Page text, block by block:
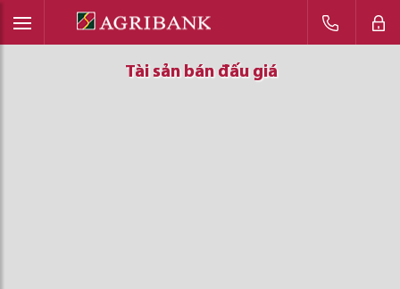
Tài sản bán đấu giá
Tài sản bán đấu giá
Tài sản bán đấu giá